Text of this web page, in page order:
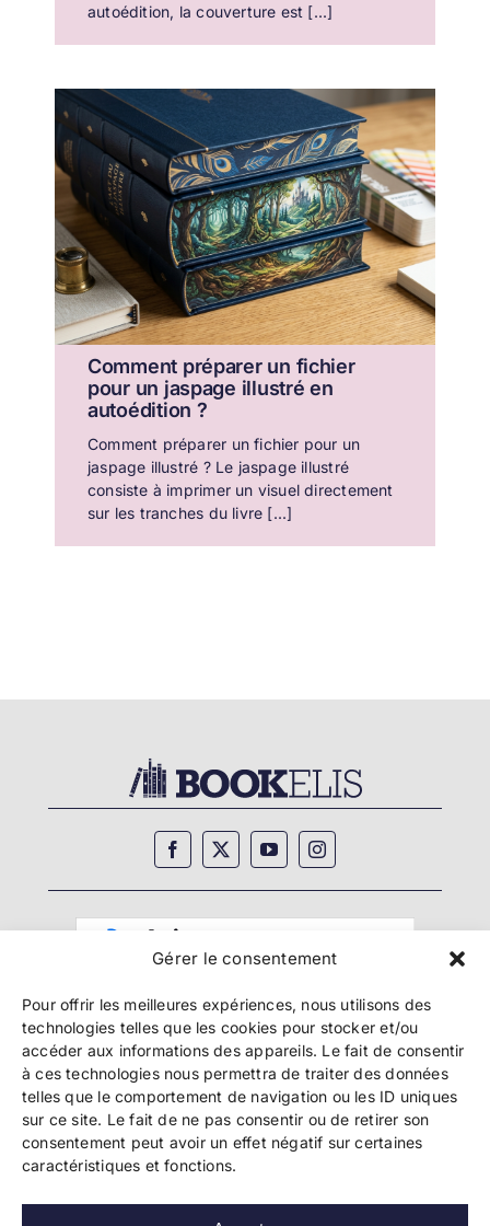
Gérer le consentement
Pour offrir les meilleures expériences, nous utilisons des
technologies telles que les cookies pour stocker et/ou
accéder aux informations des appareils. Le fait de consentir
à ces technologies nous permettra de traiter des données
telles que le comportement de navigation ou les ID uniques
sur ce site. Le fait de ne pas consentir ou de retirer son
consentement peut avoir un effet négatif sur certaines
caractéristiques et fonctions.
autoédition, la couverture est [...]
Comment préparer un fichier
pour un jaspage illustré en
autoédition ?
Comment préparer un fichier pour un
jaspage illustré ? Le jaspage illustré
consiste à imprimer un visuel directement
sur les tranches du livre [...]
Copyright 2024 Bookelis –CGU–CGS–CGPPA–
Mentions légales–Politique de confidentialité–
Paiement et sécurité